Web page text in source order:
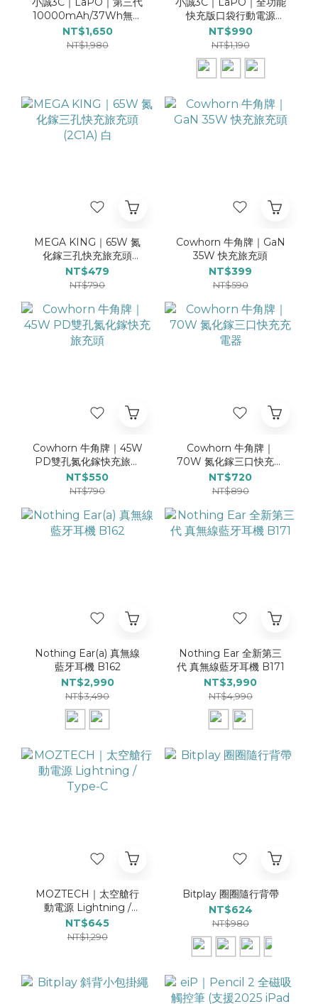
10000mAh/37Wh無線
快充行動電源 WT-08 柔
霧白Type-C+Lightning
NT$1,650
NT$1,980
快充版口袋行動電源
WT-12
NT$990
NT$1,190
MEGA KING｜65W 氮
化鎵三孔快充旅充頭
(2C1A) 白
NT$479
NT$790
Cowhorn 牛角牌｜GaN
35W 快充旅充頭
NT$399
NT$590
Cowhorn 牛角牌｜45W
PD雙孔氮化鎵快充旅充
頭
NT$550
NT$790
Cowhorn 牛角牌｜
70W 氮化鎵三口快充充
電器
NT$720
NT$890
Nothing Ear(a) 真無線
藍牙耳機 B162
NT$2,990
NT$3,490
Nothing Ear 全新第三
代 真無線藍牙耳機 B171
NT$3,990
NT$4,990
MOZTECH｜太空艙行
動電源 Lightning /
Type-C
NT$645
NT$1,290
Bitplay 圈圈隨行背帶
NT$624
NT$980